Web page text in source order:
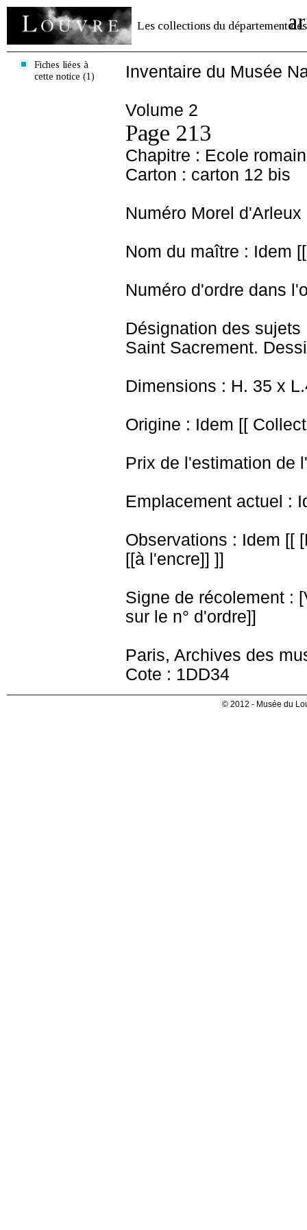
Les collections du département des
Fiches liées à
cette notice (1)
Inventaire du Musée
Volume 2
Page 213
Chapitre : Ecole
Carton : carton 12 bis
Numéro Morel d'Arleux
Nom du maître : Idem
Numéro d'ordre dans
Désignation des
Saint Sacrement.
Dimensions : H. 35 x
Origine : Idem [[
Prix de l'estimation de
Emplacement actuel :
Observations : Idem [[
[[à l'encre]] ]]
Signe de récolement :
sur le n° d'ordre]]
Paris, Archives des
Cote : 1DD34
© 2012 - Musée du